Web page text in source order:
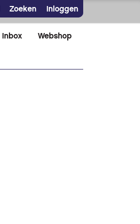
Zoeken Inloggen
Inbox Webshop